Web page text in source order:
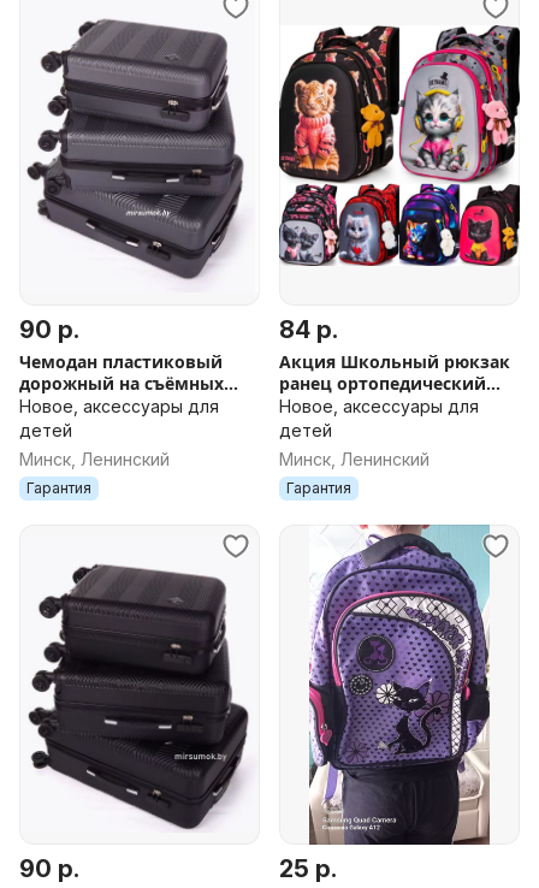
90 р.
Чемодан пластиковый
дорожный на съёмных
колесах новый в Минске
ДОСТАВКА поликарбонат
графит
Новое, аксессуары для
детей
Минск, Ленинский
Гарантия
84 р.
Акция Школьный рюкзак
ранец ортопедический
для начальных классов
для девочек и мальчиков
SkyName+ б
Новое, аксессуары для
детей
Минск, Ленинский
Гарантия
90 р. 25 р.